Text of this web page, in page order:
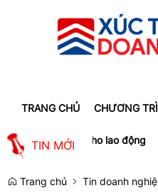
TRANG CHỦ CHƯƠNG
TIN MỚI
tạo việc làm cho lao động Gia
Trang chủ Tin doanh